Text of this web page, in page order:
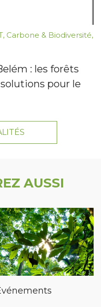
, Carbone & Biodiversité,
: les forêts
pour le
AUSSI